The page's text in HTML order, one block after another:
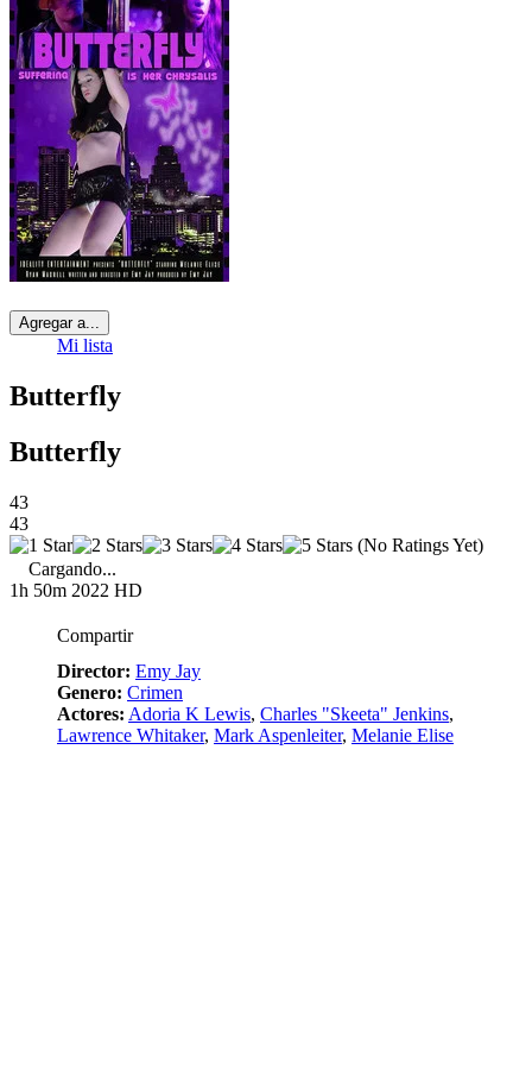
Agregar a...
Mi lista
Butterfly
Butterfly
43
43
(No Ratings Yet)
Cargando...
1h 50m 2022 HD
Compartir
Director: Emy Jay
Genero: Crimen
Actores: Adoria K Lewis, Charles "Skeeta" Jenkins,
Lawrence Whitaker, Mark Aspenleiter, Melanie Elise